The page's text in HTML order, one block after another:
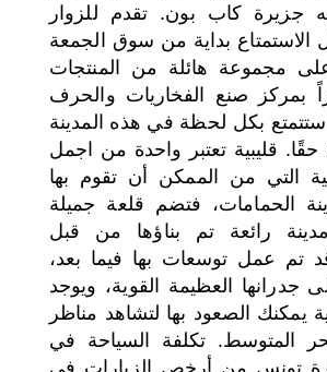
جزيرة كاب بون. تقدم للزوار
الاستمتاع بداية من سوق الجمعة
مجموعة هائلة من المنتجات
بمركز صنع الفخاريات والحرف
بكل لحظة في هذه المدينة
حقًا. قليبية تعتبر واحدة من اجمل
التي من الممكن أن تقوم بها
الحمامات، فتضم قلعة جميلة
رائعة تم بناؤها من قبل
تم عمل توسعات بها فيما بعد،
جدرانها العظيمة القوية، ويوجد
يمكنك الصعود بها لتشاهد مناظر
المتوسط. تكلفة السياحة في
تونس من أرخص الزيارات في